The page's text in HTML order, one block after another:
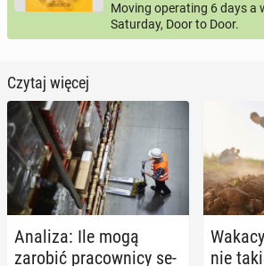
Moving operating 6 days a
Saturday, Door to Door.
Czytaj więcej
Analiza: Ile mogą
zarobić pra­cow­ni­cy se­
nie